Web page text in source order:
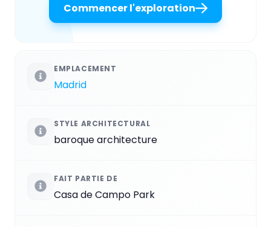
Commencer l'exploration
EMPLACEMENT
Madrid
STYLE ARCHITECTURAL
baroque architecture
FAIT PARTIE DE
Casa de Campo Park